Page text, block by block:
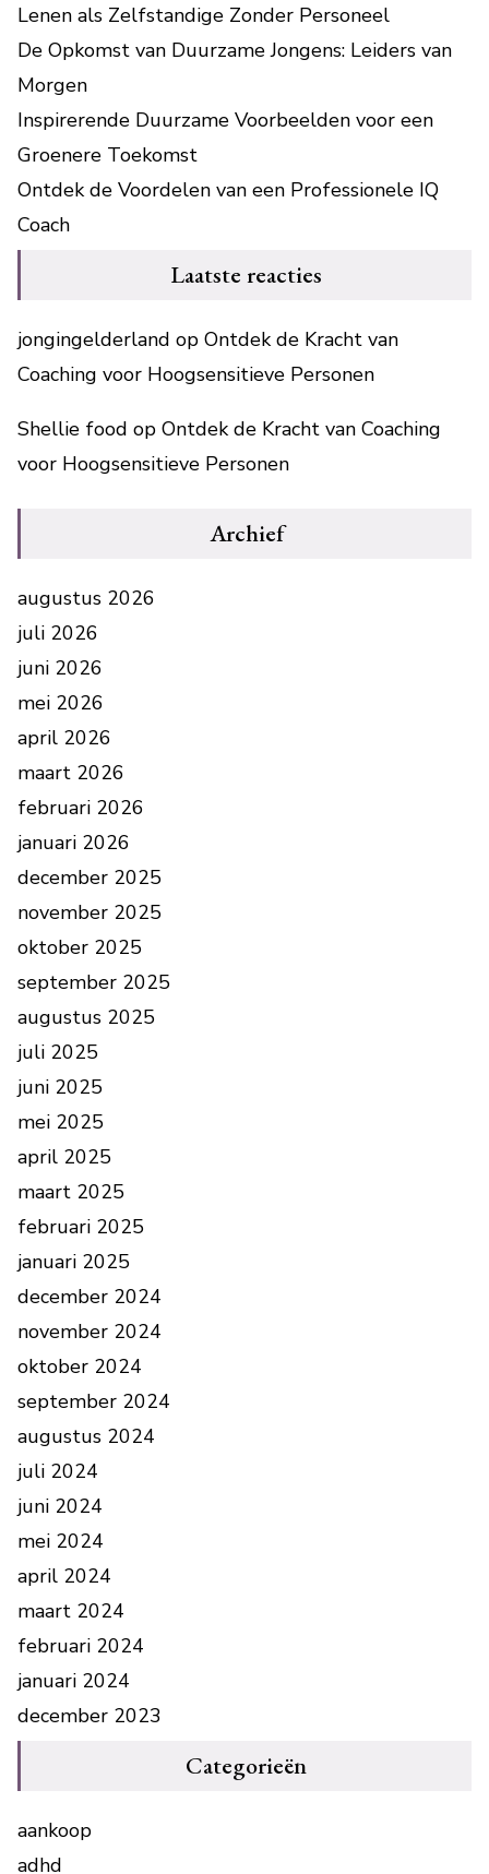
Lenen als Zelfstandige Zonder Personeel
De Opkomst van Duurzame Jongens: Leiders van
Morgen
Inspirerende Duurzame Voorbeelden voor een
Groenere Toekomst
Ontdek de Voordelen van een Professionele IQ
Coach
Laatste reacties
jongingelderland op Ontdek de Kracht van
Coaching voor Hoogsensitieve Personen
Shellie food op Ontdek de Kracht van Coaching
voor Hoogsensitieve Personen
Archief
augustus 2026
juli 2026
juni 2026
mei 2026
april 2026
maart 2026
februari 2026
januari 2026
december 2025
november 2025
oktober 2025
september 2025
augustus 2025
juli 2025
juni 2025
mei 2025
april 2025
maart 2025
februari 2025
januari 2025
december 2024
november 2024
oktober 2024
september 2024
augustus 2024
juli 2024
juni 2024
mei 2024
april 2024
maart 2024
februari 2024
januari 2024
december 2023
Categorieën
aankoop
adhd